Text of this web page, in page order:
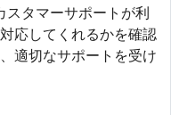
スタマーサポートが利
応してくれるかを確認
適切なサポートを受け